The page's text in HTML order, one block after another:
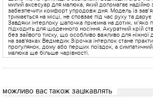
милий аксесуар для малюка, який допомагає надійно
забезпечити комфорт упродовж дня. Модель із
тримається на місці, не сповзає під час руху та
Завдяки інтерлоку шапочка приємна на дотик, м’яко
підходить для щоденного носіння. Акуратний крій
без зайвого тиску, що особливо важливо для ніжної
на зав'язках Ведмедик Зірочка інтерлок стане
прогулянок, дому або перших поїздок, а
малюка ще більше чарівності.
можливо вас також зацікавлять